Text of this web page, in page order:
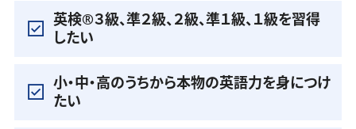
英検®️３級、準２級、２級、準１級、１級を習得
したい
小・中・高のうちから本物の英語力を身につけ
たい